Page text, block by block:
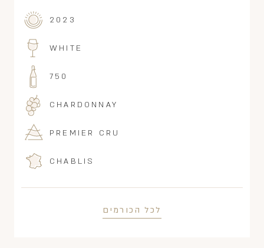
2023
WHITE
750
CHARDONNAY
PREMIER CRU
CHABLIS
לכל הכורמים